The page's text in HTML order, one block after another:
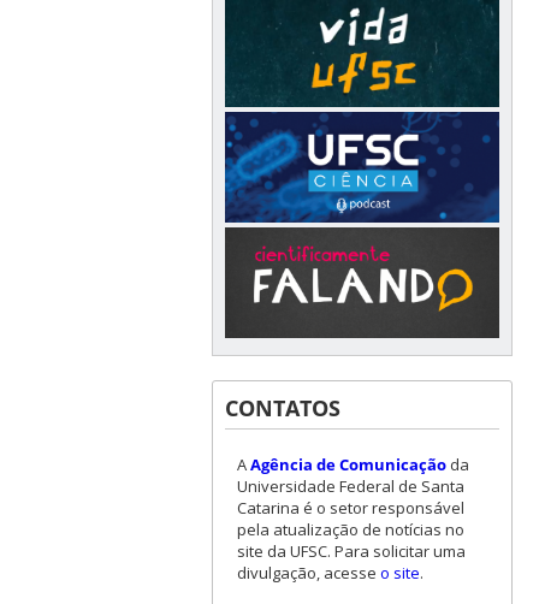
CONTATOS
AAgência de Comunicaçãoda
Universidade Federal de Santa
Catarina é o setor responsável
pela atualização de notícias no
site da UFSC. Para solicitar uma
divulgação, acesse o site.